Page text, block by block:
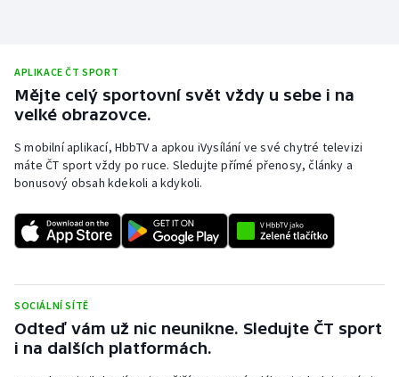
APLIKACE ČT SPORT
Mějte celý sportovní svět vždy u sebe i na
velké obrazovce.
S mobilní aplikací, HbbTV a apkou iVysílání ve své chytré televizi
máte ČT sport vždy po ruce. Sledujte přímé přenosy, články a
bonusový obsah kdekoli a kdykoli.
SOCIÁLNÍ SÍTĚ
Odteď vám už nic neunikne. Sledujte ČT sport
i na dalších platformách.